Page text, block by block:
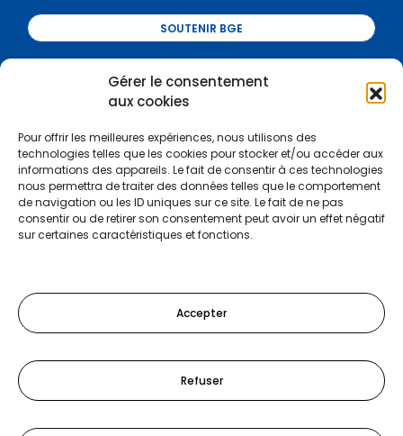
Gérer le consentement
aux cookies
Pour offrir les meilleures expériences, nous utilisons des
technologies telles que les cookies pour stocker et/ou accéder aux
informations des appareils. Le fait de consentir à ces technologies
nous permettra de traiter des données telles que le comportement
de navigation ou les ID uniques sur ce site. Le fait de ne pas
consentir ou de retirer son consentement peut avoir un effet négatif
sur certaines caractéristiques et fonctions.
Accepter
Refuser
SOUTENIR BGE
Certifications :
Tel :03 81 47 97 00-Mail :info@bgefc.org